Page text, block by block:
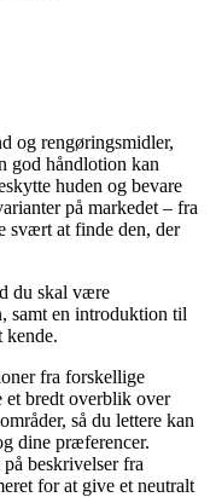
og rengøringsmidler,
god håndlotion kan
huden og bevare
på markedet – fra
svært at finde den, der
du skal være
samt en introduktion til
kende.
fra forskellige
et bredt overblik over
så du lettere kan
dine præferencer.
beskrivelser fra
for at give et neutralt